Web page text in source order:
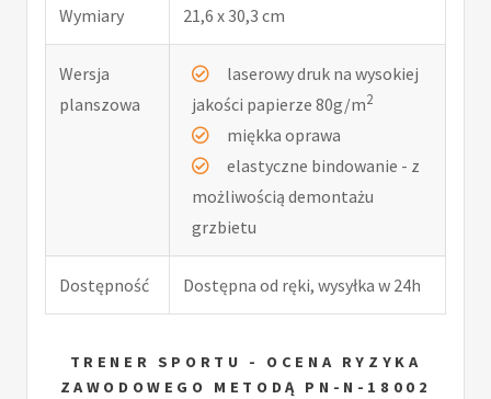
Wymiary 21,6 x 30,3 cm
Wersja
planszowa
laserowy druk na wysokiej
jakości papierze 80g/m2
miękka oprawa
elastyczne bindowanie - z
możliwością demontażu
grzbietu
Dostępność Dostępna od ręki, wysyłka w 24h
TRENER SPORTU - OCENA RYZYKA
ZAWODOWEGO METODĄ PN-N-18002